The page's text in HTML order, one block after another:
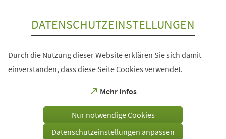
DATENSCHUTZEINSTELLUNGEN
Durch die Nutzung dieser Website erklären Sie sich damit
einverstanden, dass diese Seite Cookies verwendet.
Mehr Infos
(Öffnet
einem
Tab)
Nur notwendige Cookies
Datenschutzeinstellungen anpassen